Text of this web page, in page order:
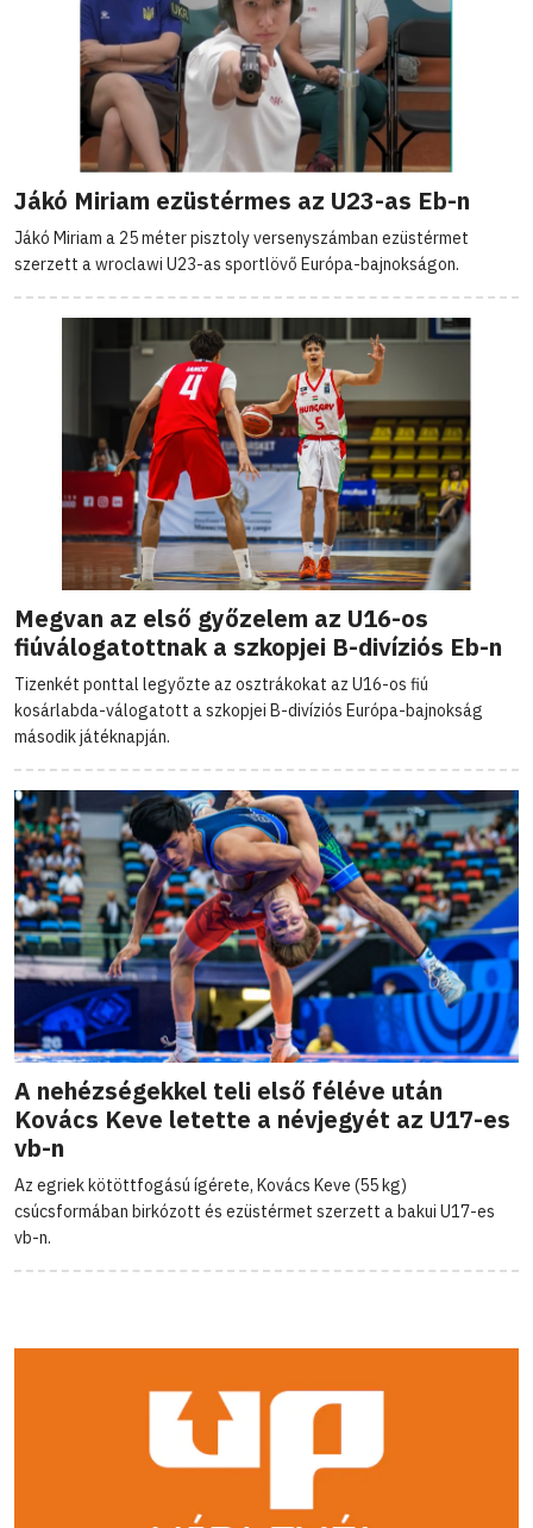
Jákó Miriam ezüstérmes az U23-as Eb-n
Jákó Miriam a 25 méter pisztoly versenyszámban ezüstérmet
szerzett a wroclawi U23-as sportlövő Európa-bajnokságon.
Megvan az első győzelem az U16-os
fiúválogatottnak a szkopjei B-divíziós Eb-n
Tizenkét ponttal legyőzte az osztrákokat az U16-os fiú
kosárlabda-válogatott a szkopjei B-divíziós Európa-bajnokság
második játéknapján.
A nehézségekkel teli első féléve után
Kovács Keve letette a névjegyét az U17-es
vb-n
Az egriek kötöttfogású ígérete, Kovács Keve (55 kg)
csúcsformában birkózott és ezüstérmet szerzett a bakui U17-es
vb-n.